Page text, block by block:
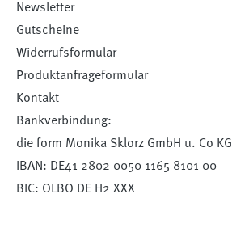
Newsletter
Gutscheine
Widerrufsformular
Produktanfrageformular
Kontakt
Bankverbindung:
die form Monika Sklorz GmbH u. Co KG
IBAN: DE41 2802 0050 1165 8101 00
BIC: OLBO DE H2 XXX